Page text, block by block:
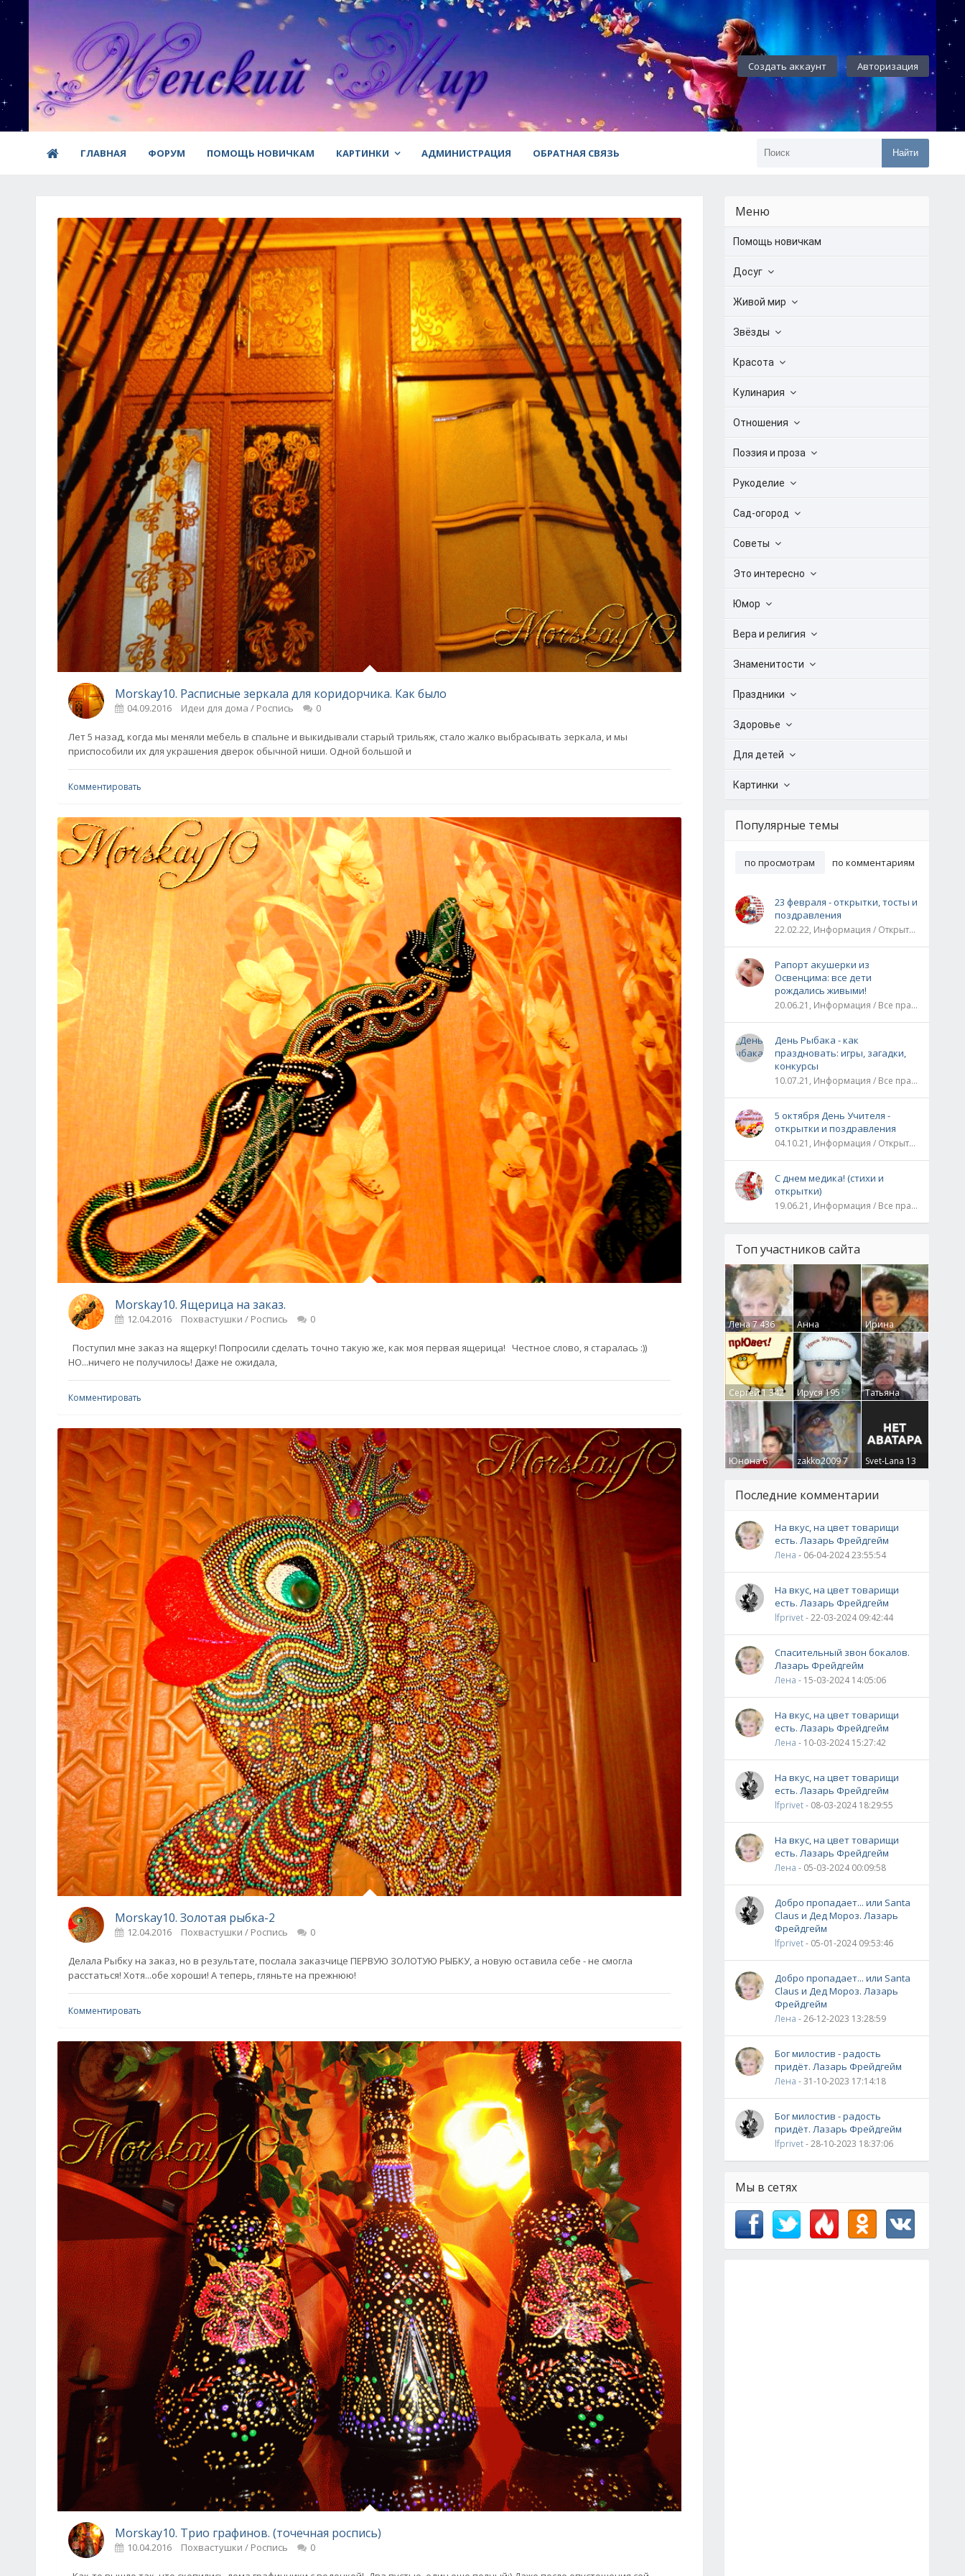
Создать аккаунт Авторизация
ГЛАВНАЯ ФОРУМ ПОМОЩЬ НОВИЧКАМ КАРТИНКИ АДМИНИСТРАЦИЯ ОБРАТНАЯ СВЯЗЬ Найти
Morskay10. Расписные зеркала для коридорчика. Как было
04.09.2016 Идеи для дома / Роспись 0
Лет 5 назад, когда мы меняли мебель в спальне и выкидывали старый трильяж, стало жалко выбрасывать зеркала, и мы
приспособили их для украшения дверок обычной ниши. Одной большой и
Комментировать
Morskay10. Ящерица на заказ.
12.04.2016 Похвастушки / Роспись 0
Поступил мне заказ на ящерку! Попросили сделать точно такую же, как моя первая ящерица! Честное слово, я старалась :))
НО...ничего не получилось! Даже не ожидала,
Комментировать
Morskay10. Золотая рыбка-2
12.04.2016 Похвастушки / Роспись 0
Делала Рыбку на заказ, но в результате, послала заказчице ПЕРВУЮ ЗОЛОТУЮ РЫБКУ, а новую оставила себе - не смогла
расстаться! Хотя...обе хороши! А теперь, гляньте на прежнюю!
Комментировать
Morskay10. Трио графинов. (точечная роспись)
10.04.2016 Похвастушки / Роспись 0
Меню
Помощь новичкам
Досуг
Живой мир
Звёзды
Красота
Кулинария
Отношения
Поэзия и проза
Рукоделие
Сад-огород
Советы
Это интересно
Юмор
Вера и религия
Знаменитости
Праздники
Здоровье
Для детей
Картинки
Популярные темы
по просмотрам по комментариям
23 февраля - открытки, тосты и
поздравления
22.02.22, Информация / Открытки / Все праздники
Рапорт акушерки из
Освенцима: все дети
рождались живыми!
20.06.21, Информация / Все праздники / Рассказы и истории
День Рыбака - как
праздновать: игры, загадки,
конкурсы
10.07.21, Информация / Все праздники
5 октября День Учителя -
открытки и поздравления
04.10.21, Информация / Открытки / Все праздники
С днем медика! (стихи и
открытки)
19.06.21, Информация / Все праздники
Топ участников сайта
Лена7 436
Анна
Гумлевая0
Ирина
Бруцкая41
Сергей1 342 Ируся195
Татьяна
Крючкова0
Юнона6 zakko20097 Svet-Lana 13
Последние комментарии
На вкус, на цвет товарищи
есть. Лазарь Фрейдгейм
Лена - 06-04-2024 23:55:54
На вкус, на цвет товарищи
есть. Лазарь Фрейдгейм
lfprivet- 22-03-2024 09:42:44
Спасительный звон бокалов.
Лазарь Фрейдгейм
Лена - 15-03-2024 14:05:06
На вкус, на цвет товарищи
есть. Лазарь Фрейдгейм
Лена - 10-03-2024 15:27:42
На вкус, на цвет товарищи
есть. Лазарь Фрейдгейм
lfprivet- 08-03-2024 18:29:55
На вкус, на цвет товарищи
есть. Лазарь Фрейдгейм
Лена - 05-03-2024 00:09:58
Добро пропадает... или Santa
Claus и Дед Мороз. Лазарь
Фрейдгейм
lfprivet- 05-01-2024 09:53:46
Добро пропадает... или Santa
Claus и Дед Мороз. Лазарь
Фрейдгейм
Лена - 26-12-2023 13:28:59
Бог милостив - радость
придёт. Лазарь Фрейдгейм
Лена - 31-10-2023 17:14:18
Бог милостив - радость
придёт. Лазарь Фрейдгейм
lfprivet- 28-10-2023 18:37:06
Мы в сетях